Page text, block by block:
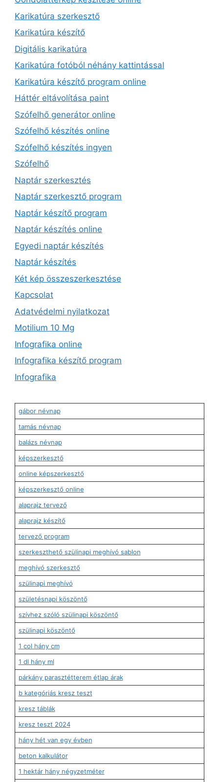
Karikatúra szerkesztő
Karikatúra készítő
Digitális karikatúra
Karikatúra fotóból néhány kattintással
Karikatúra készítő program online
Háttér eltávolítása paint
Szófelhő generátor online
Szófelhő készítés online
Szófelhő készítés ingyen
Szófelhő
Naptár szerkesztés
Naptár szerkesztő program
Naptár készítő program
Naptár készítés online
Egyedi naptár készítés
Naptár készítés
Két kép összeszerkesztése
Kapcsolat
Adatvédelmi nyilatkozat
Motilium 10 Mg
Infografika online
Infografika készítő program
Infografika
gábor névnap
tamás névnap
balázs névnap
képszerkesztő
online képszerkesztő
képszerkesztő online
alaprajz tervező
alaprajz készítő
tervező program
szerkeszthető szülinapi meghívó sablon
meghívó szerkesztő
szülinapi meghívó
születésnapi köszöntő
szívhez szóló szülinapi köszöntő
szülinapi köszöntő
1 col hány cm
1 dl hány ml
párkány parasztétterem étlap árak
b kategóriás kresz teszt
kresz táblák
kresz teszt 2024
hány hét van egy évben
beton kalkulátor
1 hektár hány négyzetméter